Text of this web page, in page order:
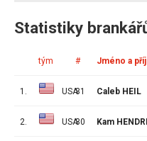
Statistiky
tým # Jméno a
1. USA31 Caleb HEIL
2. USA30 Kam